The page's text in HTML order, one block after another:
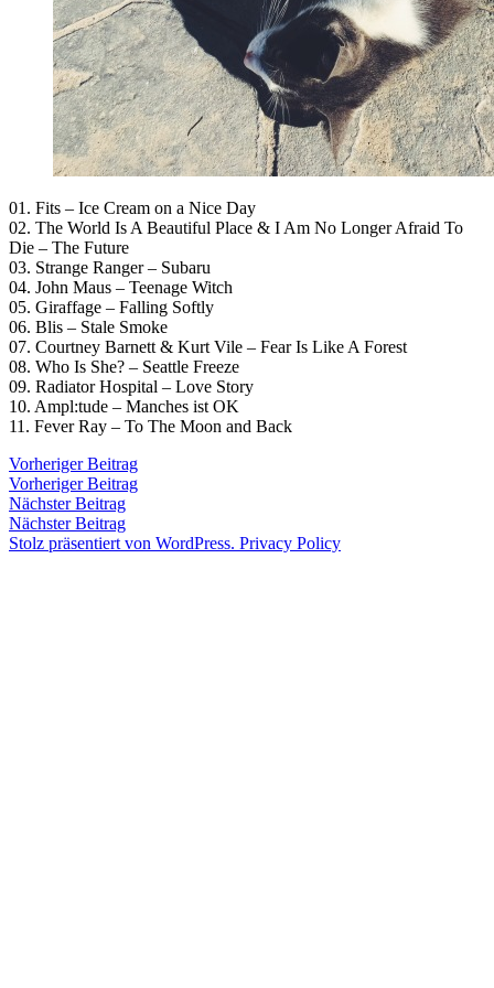
01. Fits – Ice Cream on a Nice Day
02. The World Is A Beautiful Place & I Am No Longer Afraid To
Die – The Future
03. Strange Ranger – Subaru
04. John Maus – Teenage Witch
05. Giraffage – Falling Softly
06. Blis – Stale Smoke
07. Courtney Barnett & Kurt Vile – Fear Is Like A Forest
08. Who Is She? – Seattle Freeze
09. Radiator Hospital – Love Story
10. Ampl:tude – Manches ist OK
11. Fever Ray – To The Moon and Back
Veröffentlicht
von
snhpfr
16.
November
2017
Veröffentlicht
in
Uncategorized
Beitragsnavigation
Vorheriger BeitragVorheriger
Beitrag:
Vorheriger Beitrag
Nächster BeitragNächster
Beitrag:
Nächster Beitrag
Stolz präsentiert von WordPress. Privacy Policy